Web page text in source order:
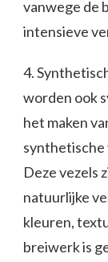
vanwege de
intensieve
4.
worden ook
het maken
synthetische
Deze vezels
natuurlijke
kleuren,
breiwerk is